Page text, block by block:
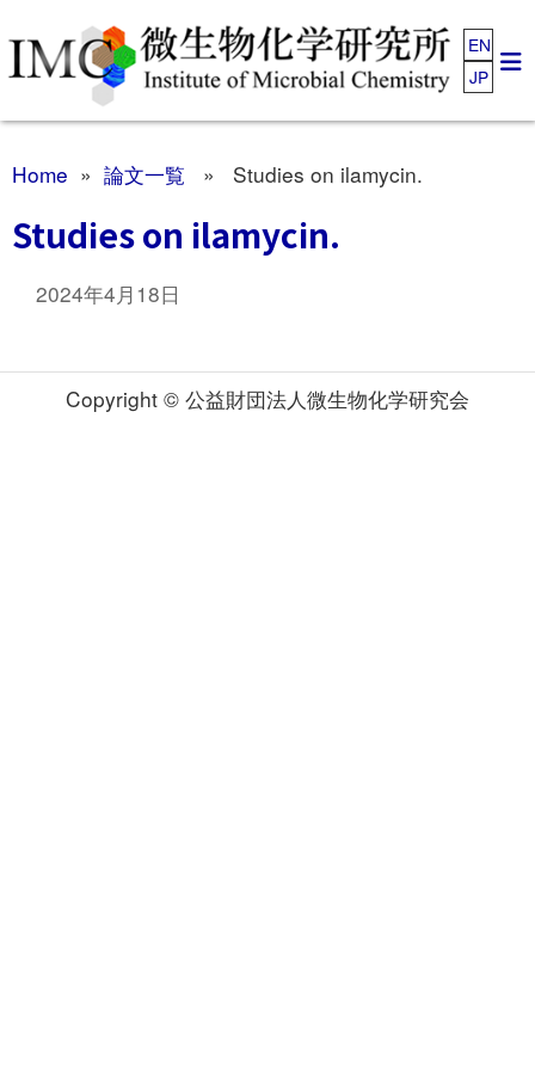
EN
JP
Home » 論文一覧 » Studies on ilamycin.
Studies on ilamycin.
2024年4月18日
Copyright © 公益財団法人微生物化学研究会